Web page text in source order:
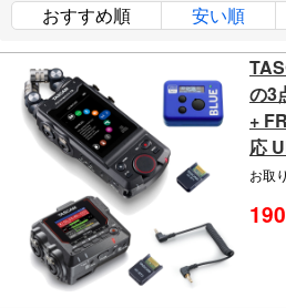
おすすめ順 安い順
の3
+
応
お取